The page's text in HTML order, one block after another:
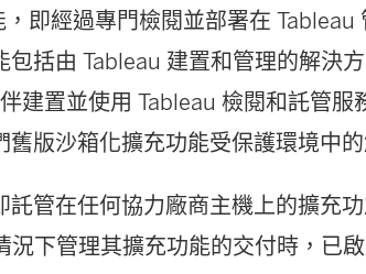
即經過專門檢閱並部署在 Tableau
括由 Tableau 建置和管理的解決
建置並使用 Tableau 檢閱和託管服
版沙箱化擴充功能受保護環境中的
託管在任何協力廠商主機上的擴充
況下管理其擴充功能的交付時，已